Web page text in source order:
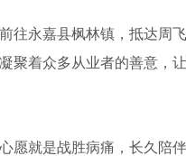
永嘉县枫林镇，抵达周
聚着众多从业者的善意，
就是战胜病痛，长久陪伴